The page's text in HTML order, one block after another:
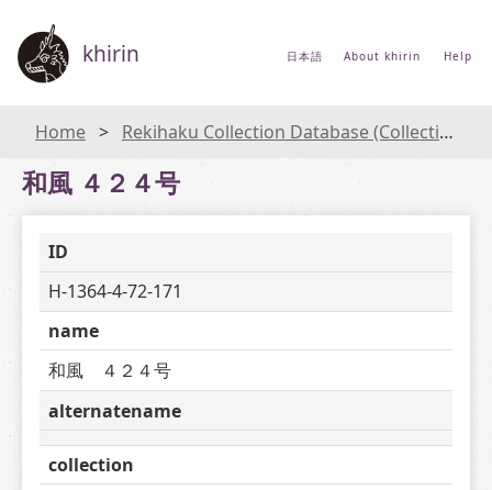
khirin 日本語 About khirin Help
Home Rekihaku Collection Database (Collections Database of the National Museum of Japanese History)
和風 ４２４号
ID
H-1364-4-72-171
name
和風　４２４号
alternatename
collection